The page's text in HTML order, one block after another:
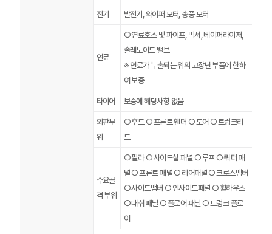
전기 발전기, 와이퍼 모터, 송풍 모터
연료
○ 연료호스 및 파이프, 믹서, 베이퍼라이저,
솔레노이드 밸브
※ 연료가 누출되는 위의 고장난 부품에 한하
여 보증
타이어 보증에 해당사항 없음
외판부
위
○ 후드 ○ 프론트 휀더 ○ 도어 ○ 트렁크리
드
주요골
격 부위
○ 필라 ○ 사이드실 패널 ○ 루프 ○ 쿼터 패
널 ○ 프론트 패널 ○ 리어패널 ○ 크로스맴버
○ 사이드맴버 ○ 인사이드패널 ○ 휠하우스
○ 대쉬 패널 ○ 플로어 패널 ○ 트렁크 플로
어